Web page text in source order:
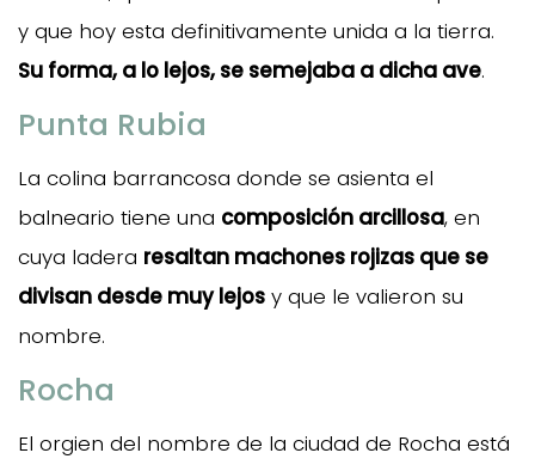
y que hoy esta definitivamente unida a la tierra.
Su forma, a lo lejos, se semejaba a dicha ave.
Punta Rubia
La colina barrancosa donde se asienta el
balneario tiene una composición arcillosa, en
cuya ladera resaltan machones rojizas que se
divisan desde muy lejos y que le valieron su
nombre.
Rocha
El orgien del nombre de la ciudad de Rocha está